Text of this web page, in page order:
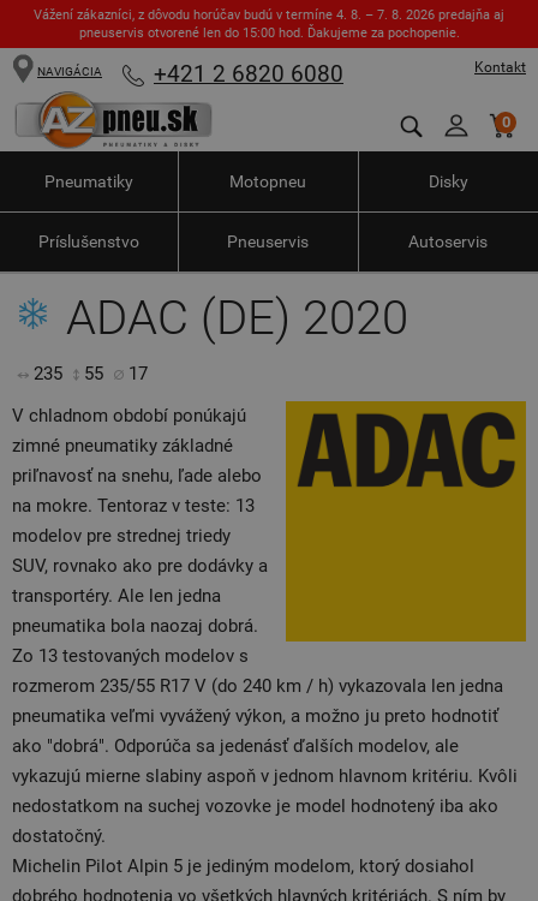
Vážení zákazníci, z dôvodu horúčav budú v termíne 4. 8. – 7. 8. 2026 predajňa aj
pneuservis otvorené len do 15:00 hod. Ďakujeme za pochopenie.
Kontakt
NAVIGÁCIA +421 2 6820 6080
0
Pneumatiky Motopneu Disky
Príslušenstvo Pneuservis Autoservis
ADAC (DE) 2020
235 55
17
V chladnom období ponúkajú
zimné pneumatiky základné
priľnavosť na snehu, ľade alebo
na mokre. Tentoraz v teste: 13
modelov pre strednej triedy
SUV, rovnako ako pre dodávky a
transportéry. Ale len jedna
pneumatika bola naozaj dobrá.
Zo 13 testovaných modelov s
rozmerom 235/55 R17 V (do 240 km / h) vykazovala len jedna
pneumatika veľmi vyvážený výkon, a možno ju preto hodnotiť
ako "dobrá". Odporúča sa jedenásť ďalších modelov, ale
vykazujú mierne slabiny aspoň v jednom hlavnom kritériu. Kvôli
nedostatkom na suchej vozovke je model hodnotený iba ako
dostatočný.
Michelin Pilot Alpin 5 je jediným modelom, ktorý dosiahol
dobrého hodnotenia vo všetkých hlavných kritériách. S ním by